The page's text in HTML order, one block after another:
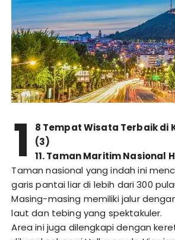
1
8 Tempat Wisata Terbaik di
(3)
11. Taman Maritim Nasional
Taman nasional yang indah ini
garis pantai liar di lebih dari 300
Masing-masing memiliki jalur
laut dan tebing yang spektakuler.
Area ini juga dilengkapi dengan